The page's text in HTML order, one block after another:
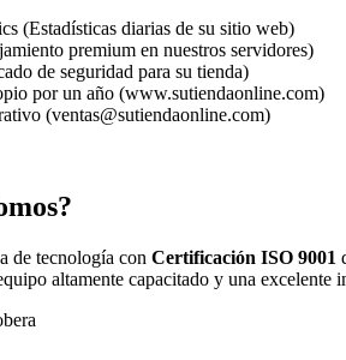
(Estadísticas diarias de su sitio web)
premium en nuestros servidores)
de seguridad para su tienda)
por un año (www.sutiendaonline.com)
(ventas@sutiendaonline.com)
de tecnología con Certificación ISO 9001
altamente capacitado y una excelente